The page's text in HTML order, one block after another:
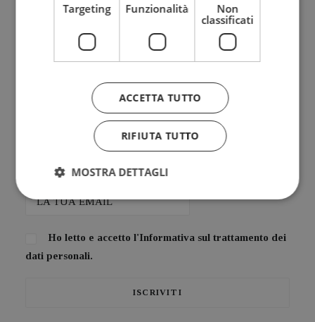
Iscriviti alla mia Newsletter
Bimensile
Riflessioni, provocazioni, bellezza da condividere insieme
Ho letto e accetto l'Informativa sul trattamento dei
dati personali.
Targeting Funzionalità
Non
classificati
ACCETTA TUTTO
RIFIUTA TUTTO
MOSTRA DETTAGLI